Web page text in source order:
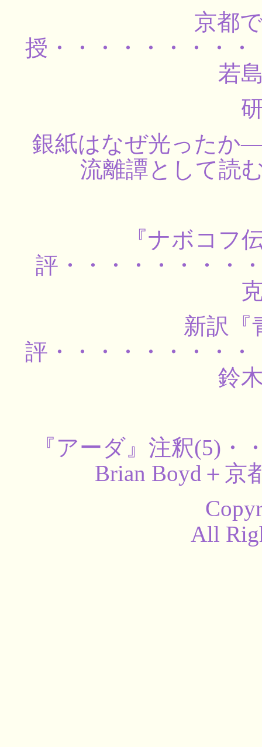
京都
授・・・・・・・・
若
銀紙はなぜ光ったか
流離譚として
『ナボコフ
評・・・・・・・・
新訳『
評・・・・・・・・
鈴
『アーダ』注釈(5)・
Brian Boyd＋
All